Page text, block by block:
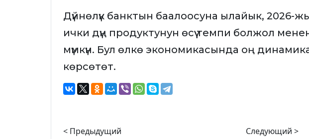
Дүйнөлүк банктын баалоосуна ылайык, 2026-
ички дүң продуктунун өсүү темпи болжол менен
мүмкүн. Бул өлкө экономикасында оң
көрсөтөт.
< Предыдущий
Следующий >